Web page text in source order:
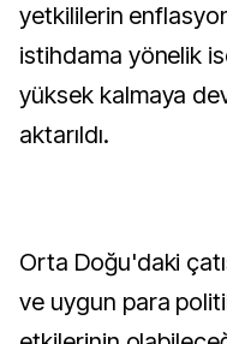
yetkililerin
istihdama yönelik
yüksek kalmaya
aktarıldı.
Orta Doğu'daki
ve uygun para